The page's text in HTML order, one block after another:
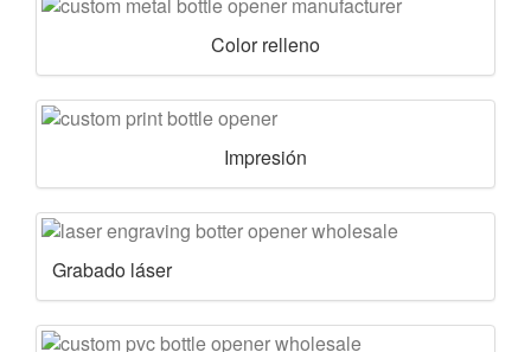
Color relleno
Impresión
Grabado láser